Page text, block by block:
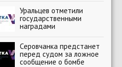
Уральцев отметили
государственными
наградами
Серовчанка предстанет
перед судом за ложное
сообщение о бомбе